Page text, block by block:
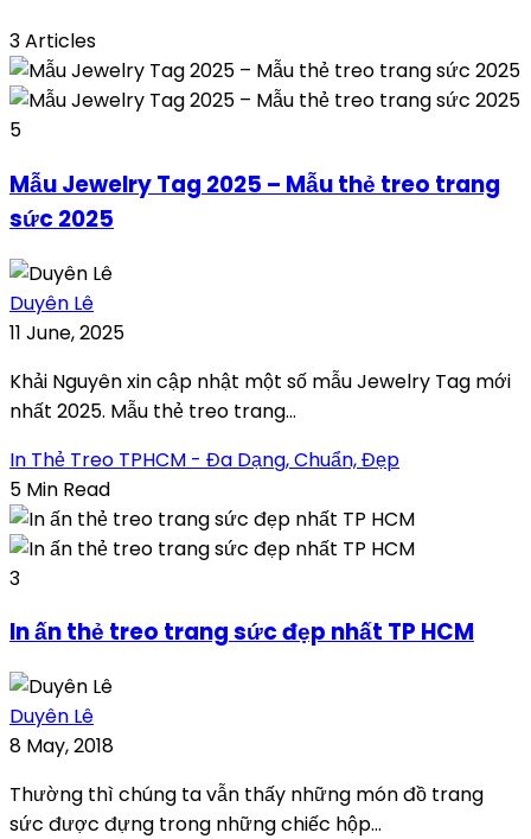
3 Articles
5
Mẫu Jewelry Tag 2025 – Mẫu thẻ treo trang
sức 2025
Duyên Lê
11 June, 2025
Khải Nguyên xin cập nhật một số mẫu Jewelry Tag mới
nhất 2025. Mẫu thẻ treo trang...
In Thẻ Treo TPHCM - Đa Dạng, Chuẩn, Đẹp
5 Min Read
3
In ấn thẻ treo trang sức đẹp nhất TP HCM
Duyên Lê
8 May, 2018
Thường thì chúng ta vẫn thấy những món đồ trang
sức được đựng trong những chiếc hộp...